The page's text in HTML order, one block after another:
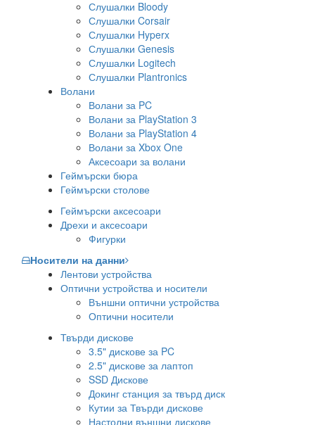
Слушалки Bloody
Слушалки Corsair
Слушалки Hyperx
Слушалки Genesis
Слушалки Logitech
Слушалки Plantronics
Волани
Волани за PC
Волани за PlayStation 3
Волани за PlayStation 4
Волани за Xbox One
Аксесоари за волани
Геймърски бюра
Геймърски столове
Геймърски аксесоари
Дрехи и аксесоари
Фигурки
Носители на данни
Лентови устройства
Оптични устройства и носители
Външни оптични устройства
Оптични носители
Твърди дискове
3.5" дискове за PC
2.5" дискове за лаптоп
SSD Дискове
Докинг станция за твърд диск
Кутии за Твърди дискове
Настолни външни дискове